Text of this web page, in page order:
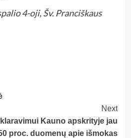
4-oji, Šv. Pranciškaus
Next
Kauno apskrityje jau
proc. duomenų apie išmokas